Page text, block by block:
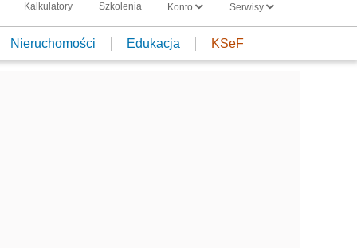
Kalkulatory Szkolenia Konto Serwisy
Nieruchomości Edukacja KSeF